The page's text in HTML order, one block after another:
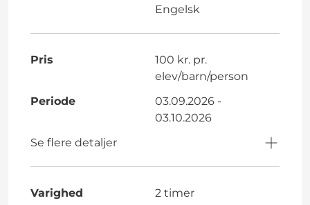
Engelsk
Pris
100 kr. pr.
elev/barn/person
Periode
03.09.2026 -
03.10.2026
Se flere detaljer
Varighed 2 timer